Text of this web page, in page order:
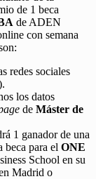
de 1 beca
de ADEN
con semana
redes sociales
los datos
de Máster de
1 ganador de una
beca para el ONE
School en su
Madrid o